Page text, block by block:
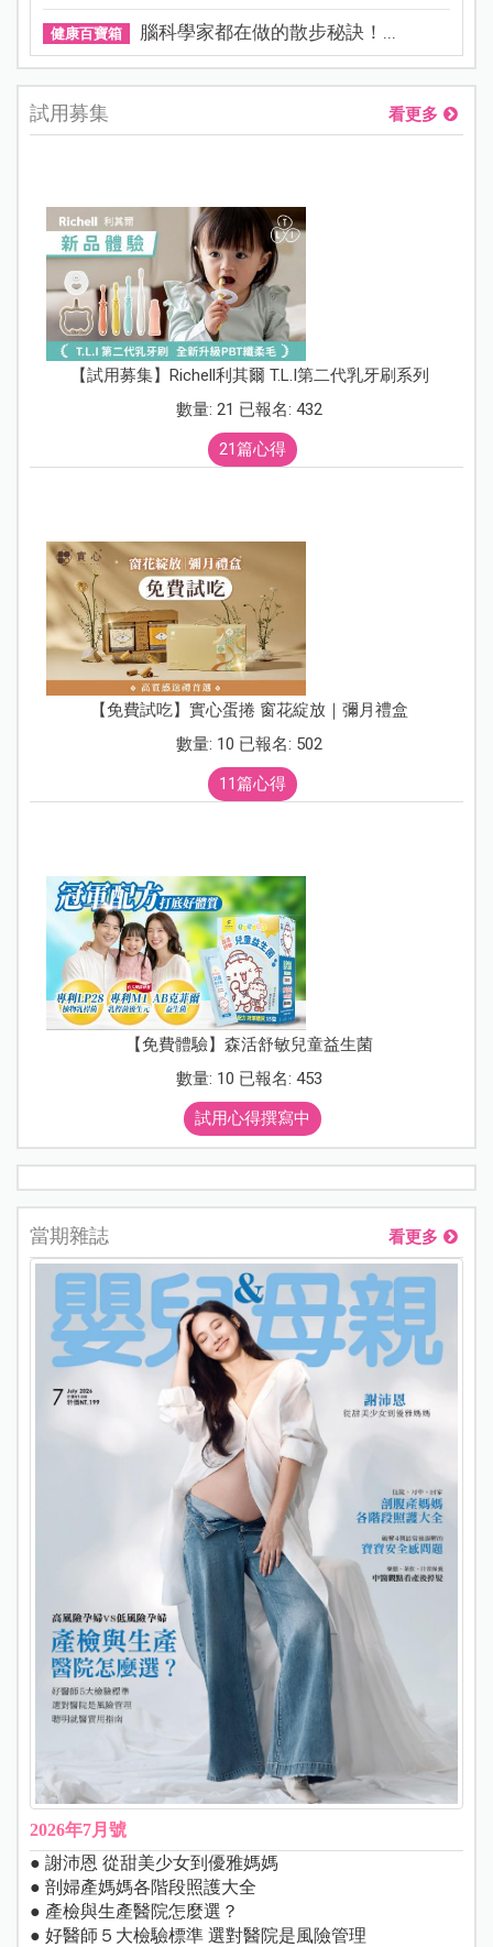
健康百寶箱 腦科學家都在做的散步秘訣！...
試用募集 看更多
【試用募集】Richell利其爾 T.L.I第二代乳牙刷系列
數量: 21 已報名: 432
21篇心得
【免費試吃】實心蛋捲 窗花綻放｜彌月禮盒
數量: 10 已報名: 502
11篇心得
【免費體驗】森活舒敏兒童益生菌
數量: 10 已報名: 453
試用心得撰寫中
當期雜誌 看更多
2026年7月號
● 謝沛恩 從甜美少女到優雅媽媽
● 剖婦產媽媽各階段照護大全
● 產檢與生產醫院怎麼選？
● 好醫師５大檢驗標準 選對醫院是風險管理